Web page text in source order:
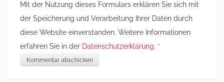
Mit der Nutzung dieses Formulars erklären Sie sich mit
der Speicherung und Verarbeitung Ihrer Daten durch
diese Website einverstanden. Weitere Informationen
erfahren Sie in der Datenschutzerklärung. *